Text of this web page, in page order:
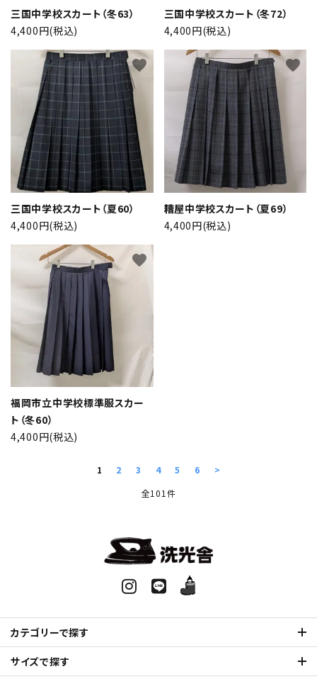
三国中学校スカート（冬63）
4,400円(税込)
三国中学校スカート（冬72）
4,400円(税込)
三国中学校スカート（夏60）
4,400円(税込)
favorite
糟屋中学校スカート（夏69）
4,400円(税込)
favorite
福岡市立中学校標準服スカー
ト（冬60）
4,400円(税込)
favorite
1 2 3 4 5 6
>
全101件
検索する
カテゴリーで探す
サイズで探す